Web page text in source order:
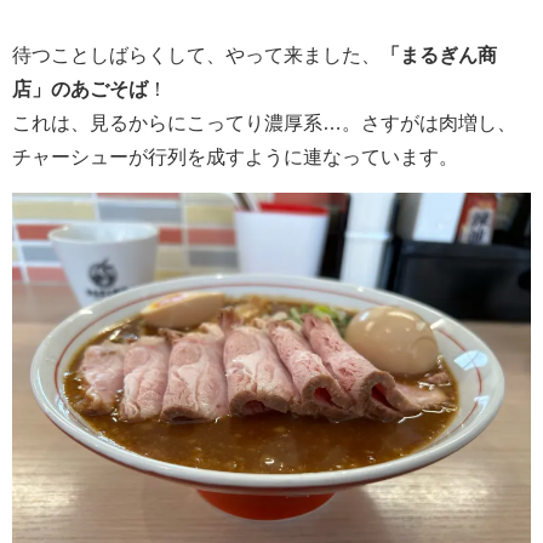
待つことしばらくして、やって来ました、
「まるぎん商
店」のあごそば！
これは、見るからにこってり濃厚系…。さすがは肉増し、
チャーシューが行列を成すように連なっています。